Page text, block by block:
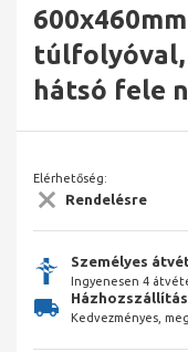
túlfolyóval,
hátsó fele
Elérhetőség:
Rendelésre
Személyes
Ingyenesen 4
Házhozszállítás
Kedvezményes,